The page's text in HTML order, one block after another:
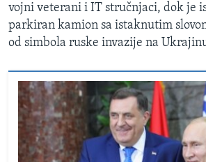
vojni veterani i IT stručnjaci, dok je
parkiran kamion sa istaknutim
od simbola ruske invazije na